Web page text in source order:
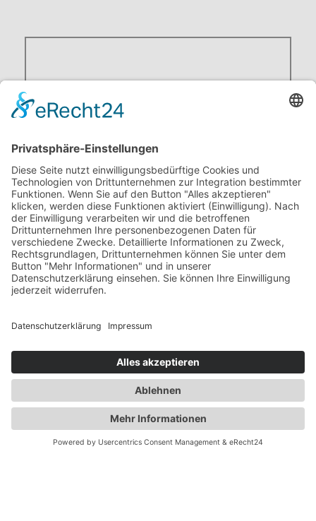
Copyright 2023 Dr. Klose & Hochmann Partner GbR,
All Right Reserved
Datenschutz Impressum